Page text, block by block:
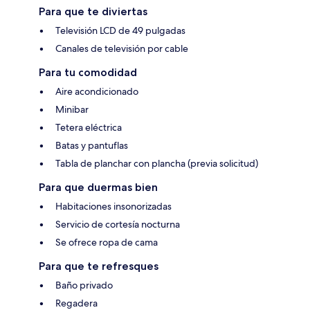
Para que te diviertas
Televisión LCD de 49 pulgadas
Canales de televisión por cable
Para tu comodidad
Aire acondicionado
Minibar
Tetera eléctrica
Batas y pantuflas
Tabla de planchar con plancha (previa solicitud)
Para que duermas bien
Habitaciones insonorizadas
Servicio de cortesía nocturna
Se ofrece ropa de cama
Para que te refresques
Baño privado
Regadera